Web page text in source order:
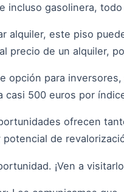
incluso gasolinera,
alquiler, este piso
precio de un alquiler,
opción para
casi 500 euros por
ofrecen
de
¡Ven a